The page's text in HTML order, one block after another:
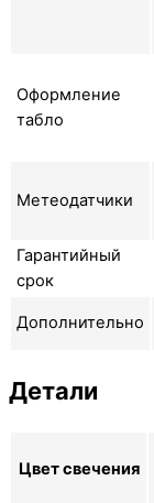
Оформление
табло
Метеодатчики
Гарантийный
срок
Дополнительно
Детали
Цвет свечения